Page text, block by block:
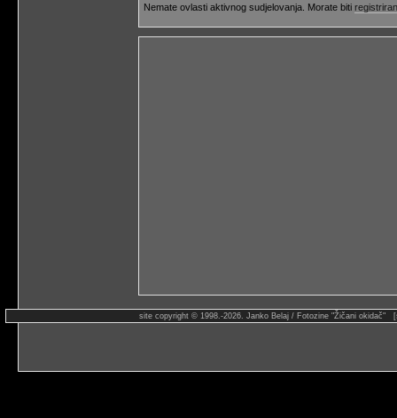
Nemate ovlasti aktivnog sudjelovanja. Morate biti
site copyright © 1998.-2026. Janko Belaj / Fotozine "Žičani okidač"